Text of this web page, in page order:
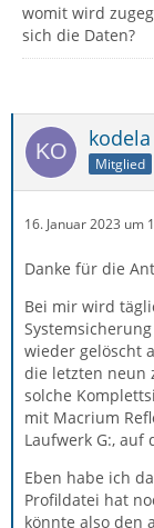
womit wird
sich die Daten?
kodela
Mitglied
16. Januar 2023 um
Danke für die
Bei mir wird
wieder gelöscht
die letzten neun
solche
mit Macrium
Laufwerk G:,
Eben habe ich
Profildatei hat
könnte also den